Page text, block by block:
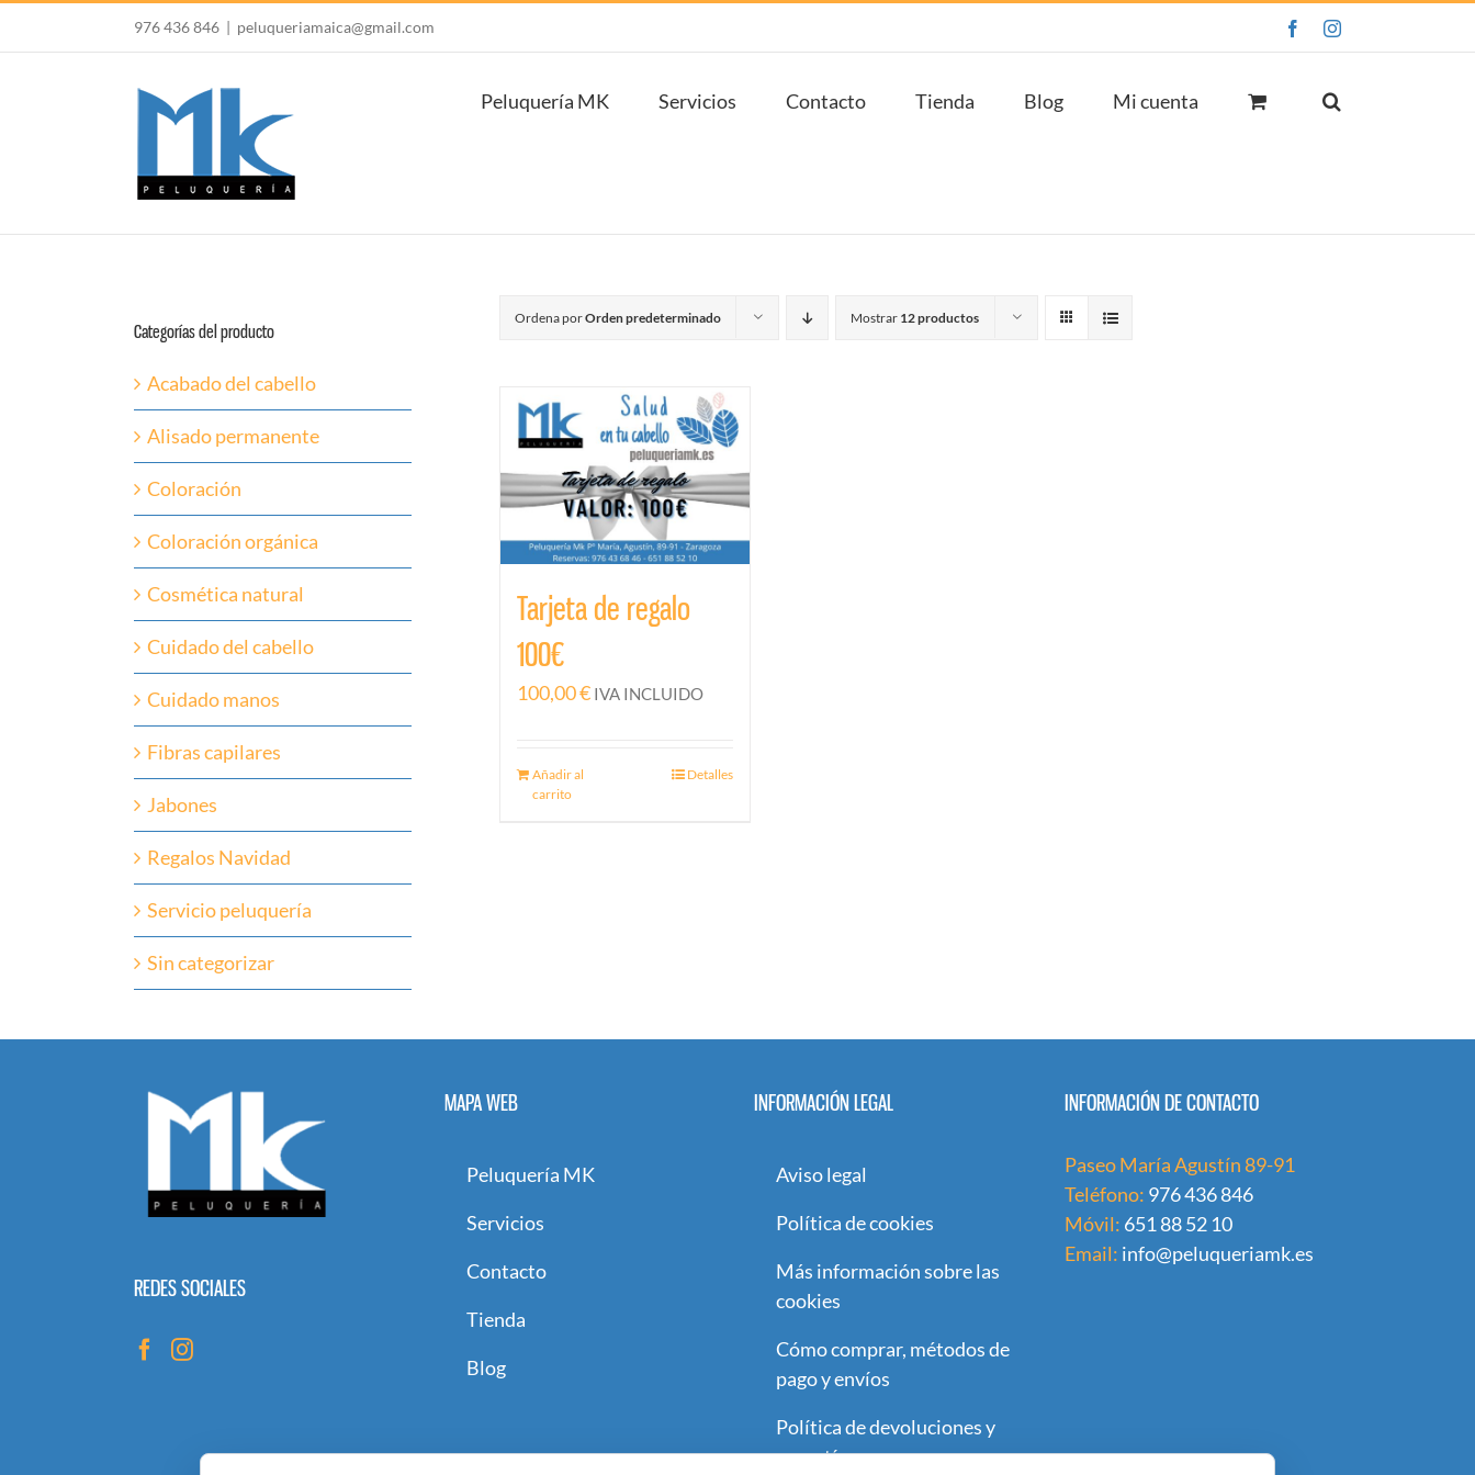
976 436 846 | peluqueriamaica@gmail.com FacebookInstagram
Peluquería MK Servicios Contacto Tienda Blog Mi cuenta
Ordena porOrden predeterminado Mostrar 12 productos
Tarjeta de regalo
100€
100,00€ IVA INCLUIDO
Añadir al
carrito
Detalles
Categorías del producto
Acabado del cabello
Alisado permanente
Coloración
Coloración orgánica
Cosmética natural
Cuidado del cabello
Cuidado manos
Fibras capilares
Jabones
Regalos Navidad
Servicio peluquería
Sin categorizar
REDES SOCIALES
MAPA WEB
Peluquería MK
Servicios
Contacto
Tienda
Blog
INFORMACIÓN LEGAL
Aviso legal
Política de cookies
Más información sobre las
cookies
Cómo comprar, métodos de
pago y envíos
Política de devoluciones y
garantía
INFORMACIÓN DE CONTACTO
Paseo María Agustín 89-91
Teléfono: 976 436 846
Móvil: 651 88 52 10
Email: info@peluqueriamk.es